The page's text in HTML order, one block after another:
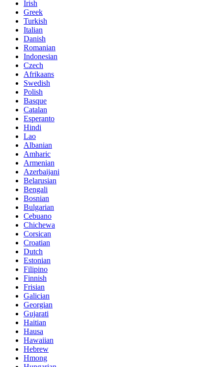
Irish
Greek
Turkish
Italian
Danish
Romanian
Indonesian
Czech
Afrikaans
Swedish
Polish
Basque
Catalan
Esperanto
Hindi
Lao
Albanian
Amharic
Armenian
Azerbaijani
Belarusian
Bengali
Bosnian
Bulgarian
Cebuano
Chichewa
Corsican
Croatian
Dutch
Estonian
Filipino
Finnish
Frisian
Galician
Georgian
Gujarati
Haitian
Hausa
Hawaiian
Hebrew
Hmong